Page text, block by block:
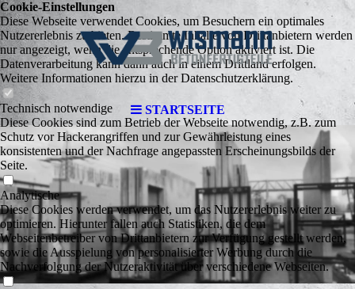
STARTSEITE
Cookie-Einstellungen
Diese Webseite verwendet Cookies, um Besuchern ein optimales
Nutzererlebnis zu bieten. Bestimmte Inhalte von Drittanbietern werden
nur angezeigt, wenn die entsprechende Option aktiviert ist. Die
Datenverarbeitung kann dann auch in einem Drittland erfolgen.
Weitere Informationen hierzu in der Datenschutzerklärung.
Technisch notwendige
Diese Cookies sind zum Betrieb der Webseite notwendig, z.B. zum
Schutz vor Hackerangriffen und zur Gewährleistung eines
konsistenten und der Nachfrage angepassten Erscheinungsbilds der
Seite.
Analytische
Diese Cookies werden verwendet, um das Nutzererlebnis weiter zu
optimieren. Hierunter fallen auch Statistiken, die dem
Webseitenbetreiber von Drittanbietern zur Verfügung gestellt werden,
sowie die Ausspielung von personalisierter Werbung durch die
Nachverfolgung der Nutzeraktivität über verschiedene Webseiten.